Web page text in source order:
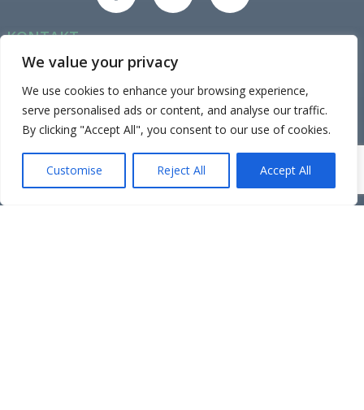
We value your privacy
We use cookies to enhance your browsing experience,
serve personalised ads or content, and analyse our traffic.
By clicking "Accept All", you consent to our use of cookies.
Customise Reject All Accept All
KONTAKT
Org.nr: 989 729 810
Tlf: 928 94 114
Adr: Gamle Sørhaugen 4, 1767 Halden.
Mandag til Fredag 0900 - 1700 etter avtale